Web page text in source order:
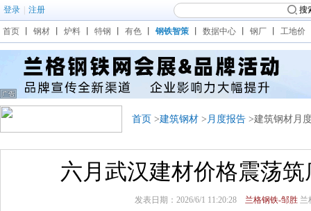
登录 注册 搜
首页 钢材 炉料 特钢 有色 钢铁智策 数据中心 钢厂 工地价
首页 >建筑钢材 > 月度报告 >建筑钢材月
六月武汉建材价格震荡
发表日期：2026/6/1 11:20:28兰格钢铁-邹胜 兰